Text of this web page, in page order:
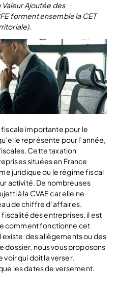
Valeur Ajoutée des
forment ensemble la CET
fiscale importante pour le
représente pour l’année,
Cette taxation
situées en France
juridique ou le régime fiscal
activité. De nombreuses
à la CVAE car elle ne
de chiffre d’affaires.
fiscalité des entreprises, il est
comment fonctionne cet
existe des allègements ou des
dossier, nous vous proposons
voir qui doit la verser,
les dates de versement.